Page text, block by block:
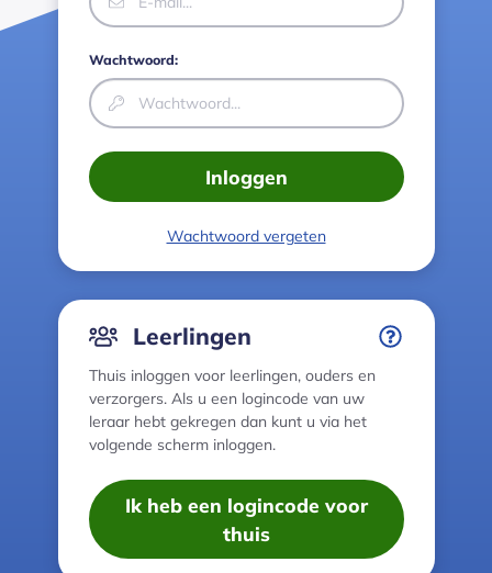
Wachtwoord:
Inloggen
Wachtwoord vergeten
Leerlingen
Thuis inloggen voor leerlingen, ouders en
verzorgers. Als u een logincode van uw
leraar hebt gekregen dan kunt u via het
volgende scherm inloggen.
Ik heb een logincode voor
thuis